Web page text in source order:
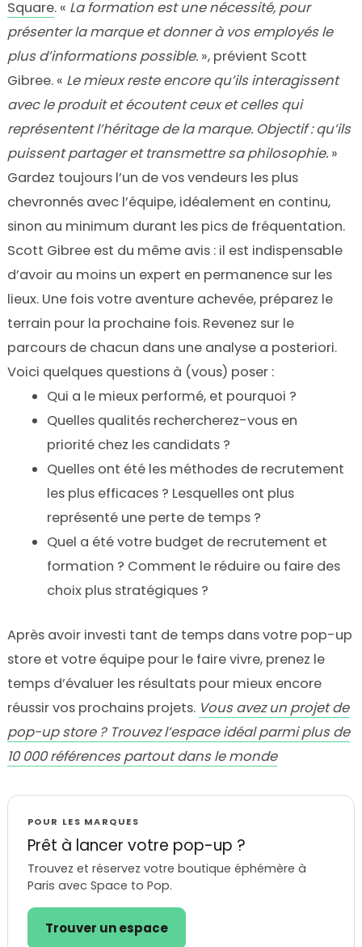
Square. « La formation est une nécessité, pour
présenter la marque et donner à vos employés le
plus d’informations possible.», prévient Scott
Gibree. « Le mieux reste encore qu’ils interagissent
avec le produit et écoutent ceux et celles qui
représentent l’héritage de la marque. Objectif : qu’ils
puissent partager et transmettre sa philosophie.»
Gardez toujours l’un de vos vendeurs les plus
chevronnés avec l’équipe, idéalement en continu,
sinon au minimum durant les pics de fréquentation.
Scott Gibree est du même avis : il est indispensable
d’avoir au moins un expert en permanence sur les
lieux. Une fois votre aventure achevée, préparez le
terrain pour la prochaine fois. Revenez sur le
parcours de chacun dans une analyse a posteriori.
Voici quelques questions à (vous) poser :
Qui a le mieux performé, et pourquoi ?
Quelles qualités rechercherez-vous en
priorité chez les candidats ?
Quelles ont été les méthodes de recrutement
les plus efficaces ? Lesquelles ont plus
représenté une perte de temps ?
Quel a été votre budget de recrutement et
formation ? Comment le réduire ou faire des
choix plus stratégiques ?
Après avoir investi tant de temps dans votre pop-up
store et votre équipe pour le faire vivre, prenez le
temps d’évaluer les résultats pour mieux encore
réussir vos prochains projets. Vous avez un projet de
pop-up store ? Trouvez l’espace idéal parmi plus de
10 000 références partout dans le monde
POUR LES MARQUES
Prêt à lancer votre pop-up ?
Trouvez et réservez votre boutique éphémère à
Paris avec Space to Pop.
Trouver un espace